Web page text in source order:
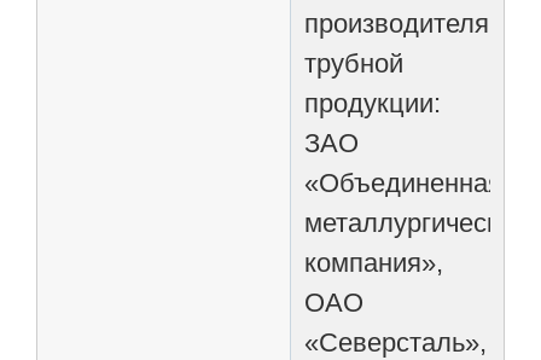
производителями
трубной
продукции:
ЗАО
«Объединенная
металлургическая
компания»,
ОАО
«Северсталь»,